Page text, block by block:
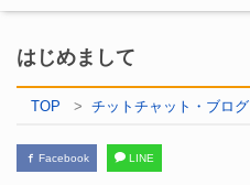
はじめまして
TOP チットチャット・ブログ
Facebook LINE